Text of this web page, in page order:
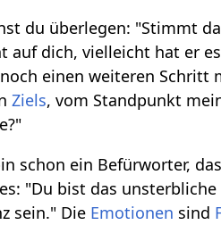
du überlegen: "Stimmt
auf dich, vielleicht hat er
einen weiteren Schritt
Ziels, vom Standpunkt
schon ein Befürworter,
"Du bist das unsterbliche
sein." Die Emotionen sind